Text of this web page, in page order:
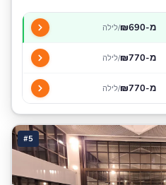
מ-₪690 /לילה
מ-₪770 /לילה
מ-₪770 /לילה
#5